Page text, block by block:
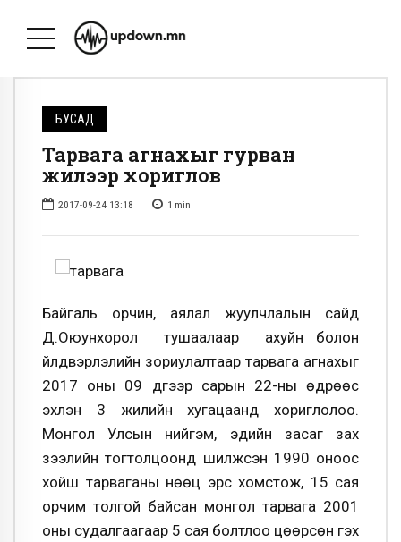
БУСАД
Тарвага агнахыг гурван
жилээр хориглов
2017-09-24 13:18 1 min
Байгаль орчин, аялал жуулчлалын сайд
Д.Оюунхорол тушаалаар ахуйн болон
үйлдвэрлэлийн зориулалтаар тарвага агнахыг
2017 оны 09 дүгээр сарын 22-ны өдрөөс
эхлэн 3 жилийн хугацаанд хориглолоо.
Монгол Улсын нийгэм, эдийн засаг зах
зээлийн тогтолцоонд шилжсэн 1990 оноос
хойш тарваганы нөөц эрс хомстож, 15 сая
орчим толгой байсан монгол тарвага 2001
оны судалгаагаар 5 сая болтлоо цөөрсөн гэх